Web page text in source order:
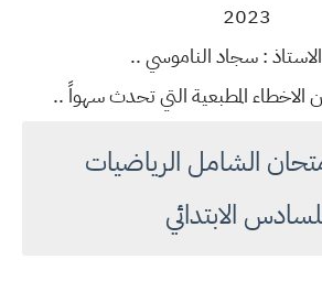
2023
: سجاد الناموسي ..
الاخطاء المطبعية التي تحدث سهواً ..
الشامل الرياضيات
الابتدائي